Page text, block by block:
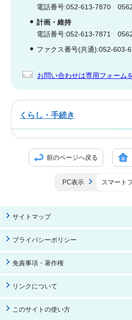
電話番号:052-613-7870
計画・維持
電話番号:052-613-7871
ファクス番号(共通):052-603-
お問い合わせは専用フォーム
くらし・手続き
前のページへ戻る
PC表示 スマート
サイトマップ
プライバシーポリシー
免責事項・著作権
リンクについて
このサイトの使い方